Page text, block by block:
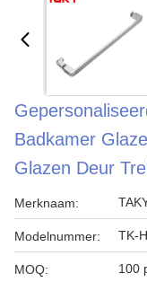
Badkamer
Glazen Deur
Merknaam:
Modelnummer: TK-
MOQ: 100